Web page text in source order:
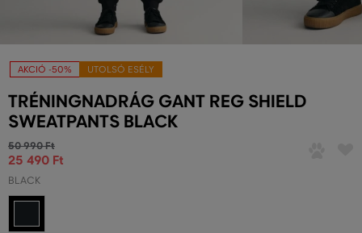
AKCIÓ -50% UTOLSÓ ESÉLY
TRÉNINGNADRÁG GANT REG SHIELD
SWEATPANTS BLACK
50 990 Ft
25 490 Ft
BLACK